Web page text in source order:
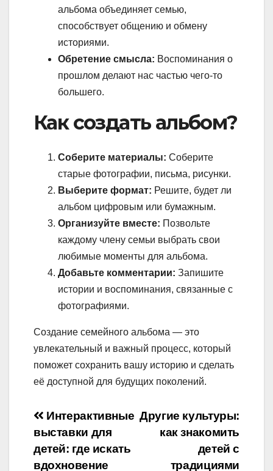
альбома объединяет семью,
способствует общению и обмену
историями.
Обретение смысла: Воспоминания о
прошлом делают нас частью чего-то
большего.
Как создать альбом?
Соберите материалы: Соберите
старые фотографии, письма, рисунки.
Выберите формат: Решите, будет ли
альбом цифровым или бумажным.
Организуйте вместе: Позвольте
каждому члену семьи выбрать свои
любимые моменты для альбома.
Добавьте комментарии: Запишите
истории и воспоминания, связанные с
фотографиями.
Создание семейного альбома — это
увлекательный и важный процесс, который
поможет сохранить вашу историю и сделать
её доступной для будущих поколений.
Навигация
по
Другие культуры:
как знакомить
детей с
традициями
Интерактивные
выставки для
детей: где искать
вдохновение